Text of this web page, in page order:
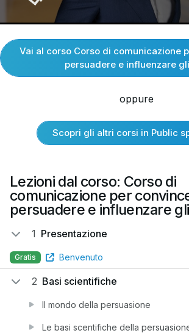
Vai al corso Corso di comunicazione
persuadere e influenzare
oppure
Scopri gli altri corsi in Public
Lezioni dal corso: Corso di
comunicazione per
persuadere e influenzare
1 Presentazione
Gratis Benvenuto
2 Basi scientifiche
Il mondo della persuasione
Le basi scentifiche della